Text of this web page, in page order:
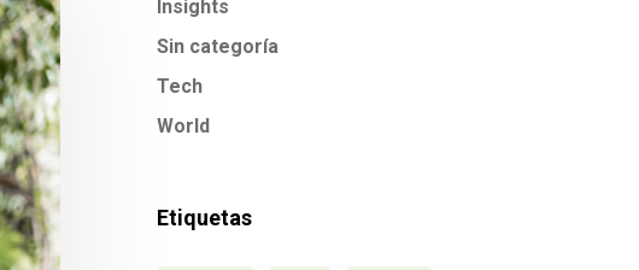
Insights
Sin categoría
Tech
World
Etiquetas